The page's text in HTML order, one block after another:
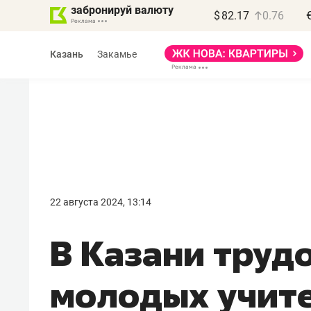
забронируй валюту $ 82.17 0.76
Казань Закамье
22 августа 2024, 13:14
В Казани
молодых